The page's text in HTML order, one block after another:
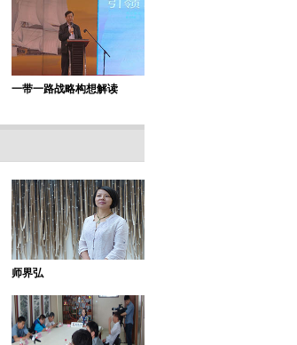
一带一路战略构想解读
师界弘